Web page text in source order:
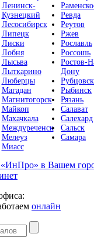
Ленинск-
Кузнецкий
Лесосибирск
Липецк
Лиски
Лобня
Лысьва
Лыткарино
Люберцы
Магадан
Магнитогорск
Майкоп
Махачкала
Междуреченск
Мелеуз
Миасс
Ревда
Реутов
Ржев
Рославль
Россошь
Ростов-
Дону
Рубцовск
Рыбинск
Рязань
Салават
Салехард
Сальск
Самара
в Вашем
онлайн